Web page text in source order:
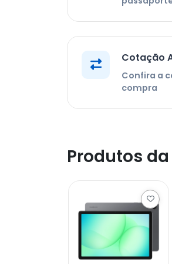
Cotação
Confira a
compra
Produtos